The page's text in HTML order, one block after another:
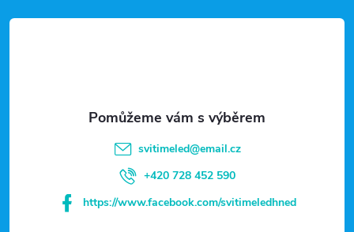
á
svitimeled@email.cz
+420 728 452 590
https://www.facebook.com/svitimeledhned